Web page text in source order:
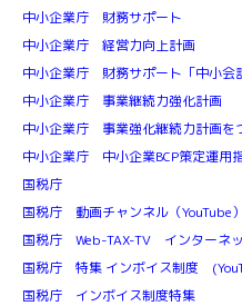
中小企業庁 財務サポート
中小企業庁 経営力向上計画
中小企業庁 財務サポート「中小会
中小企業庁 事業継続力強化計画
中小企業庁 事業強化継続力計画を
中小企業庁 中小企業BCP策定運用
国税庁
国税庁 動画チャンネル（YouTube）
国税庁 Web-TAX-TV インターネ
国税庁 特集 インボイス制度
国税庁 インボイス制度特集